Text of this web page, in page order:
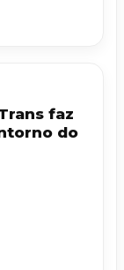
faz
do